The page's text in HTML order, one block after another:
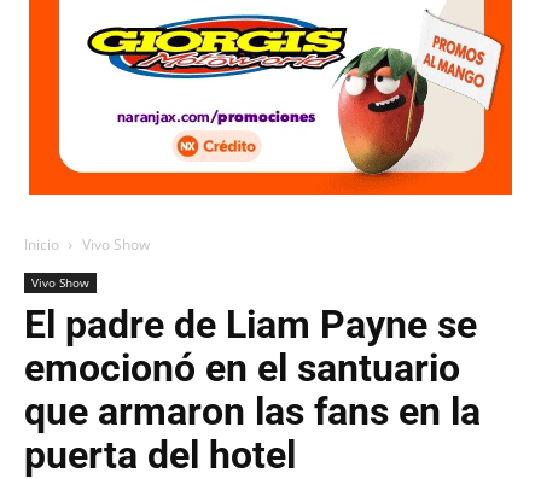
Inicio Vivo Show
Vivo Show
El padre de Liam Payne se
emocionó en el santuario
que armaron las fans en la
puerta del hotel